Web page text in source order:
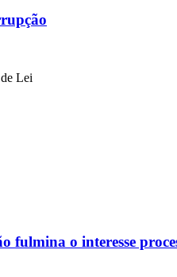
Lei
fulmina o interesse